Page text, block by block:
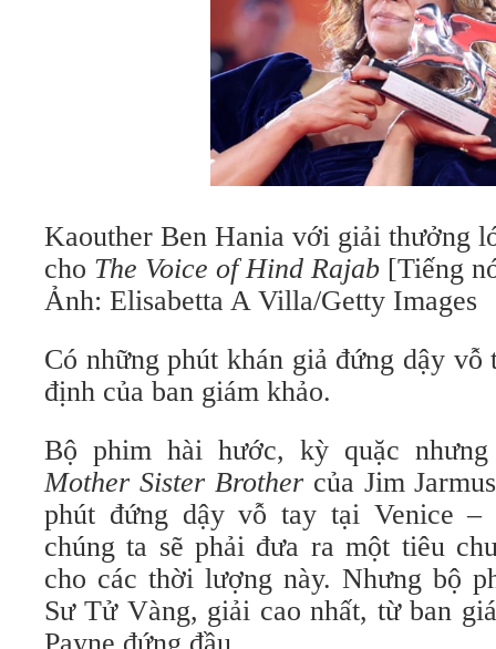
Kaouther Ben Hania với giải thưởng
cho The Voice of Hind Rajab [Tiếng
Ảnh: Elisabetta A Villa/Getty Images
Có những phút khán giả đứng dậy vỗ
định của ban giám khảo.
Bộ phim hài hước, kỳ quặc
Mother Sister Brothercủa Jim
phút đứng dậy vỗ tay tại Venice –
chúng ta sẽ phải đưa ra một tiêu
cho các thời lượng này. Nhưng bộ
Sư Tử Vàng, giải cao nhất, từ ban